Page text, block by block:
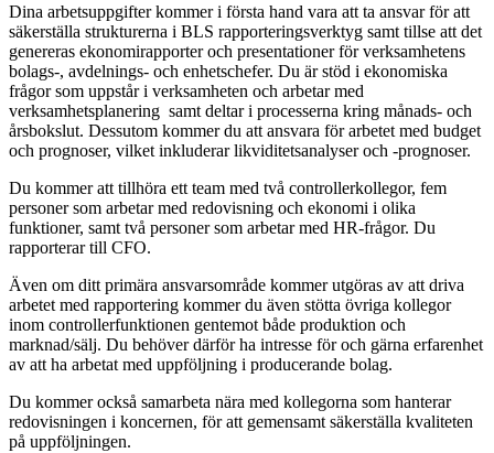
Dina arbetsuppgifter kommer i första hand vara att ta ansvar för att
säkerställa strukturerna i BLS rapporteringsverktyg samt tillse att det
genereras ekonomirapporter och presentationer för verksamhetens
bolags-, avdelnings- och enhetschefer. Du är stöd i ekonomiska
frågor som uppstår i verksamheten och arbetar med
verksamhetsplanering samt deltar i processerna kring månads- och
årsbokslut. Dessutom kommer du att ansvara för arbetet med budget
och prognoser, vilket inkluderar likviditetsanalyser och -prognoser.
Du kommer att tillhöra ett team med två controllerkollegor, fem
personer som arbetar med redovisning och ekonomi i olika
funktioner, samt två personer som arbetar med HR-frågor. Du
rapporterar till CFO.
Även om ditt primära ansvarsområde kommer utgöras av att driva
arbetet med rapportering kommer du även stötta övriga kollegor
inom controllerfunktionen gentemot både produktion och
marknad/sälj. Du behöver därför ha intresse för och gärna erfarenhet
av att ha arbetat med uppföljning i producerande bolag.
Du kommer också samarbeta nära med kollegorna som hanterar
redovisningen i koncernen, för att gemensamt säkerställa kvaliteten
på uppföljningen.